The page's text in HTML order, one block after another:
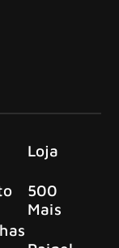
Loja
500
Mais